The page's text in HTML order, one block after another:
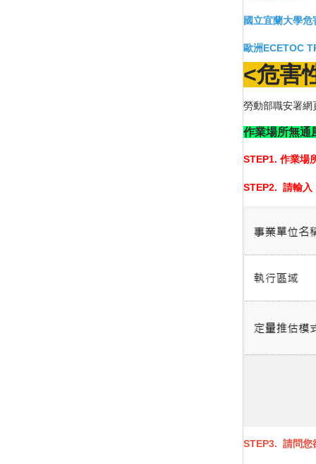
國立宜蘭大學危
歐洲ECETOC
<危害
勞動部職安署網
作業場所無通
STEP1. 作業場
STEP2. 請輸入
STEP3. 請問您